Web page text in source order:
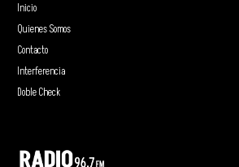
Inicio
Quienes Somos
Contacto
Interferencia
Doble Check